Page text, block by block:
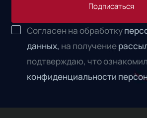
Подписаться
Согласен на обработку
данных, на получение
подтверждаю, что
конфиденциальности